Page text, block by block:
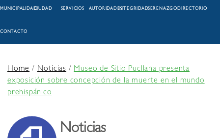
MUNICIPALIDADCIUDAD SERVICIOS AUTORIDADESINTEGRIDADSERENAZGODIRECTORIO
CONTACTO
Home/Noticias /Museo de Sitio Pucllana presenta
exposición sobre concepción de la muerte en el mundo
prehispánico
Noticias